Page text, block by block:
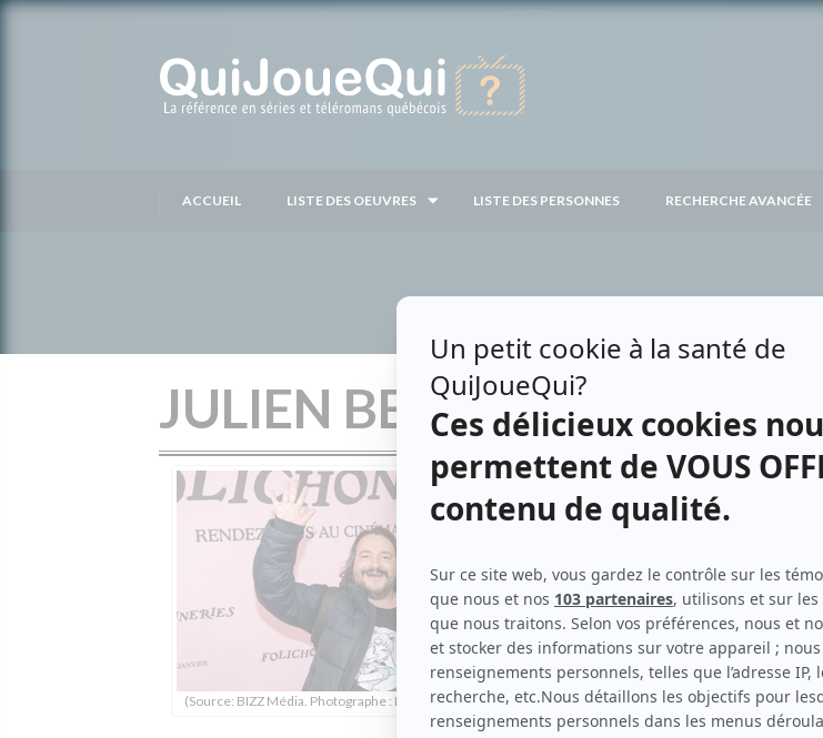
ACCUEIL LISTE DES OEUVRES LISTE DES PERSONNES RECHERCHE AVANCÉE
JULIEN BERNATCHEZ
(Source: BIZZ Média. Photographe : Patrick Lamarche)
Personnages
Robin et Stella (Le pirate dépressif